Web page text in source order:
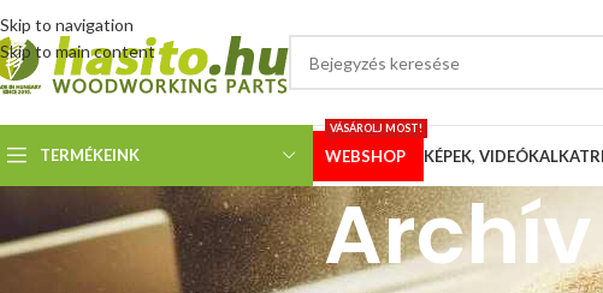
Skip to navigation
Skip to main content
TERMÉKEINK WEBSHOP
VÁSÁROLJ MOST!
KÉPEK, VIDEÓK